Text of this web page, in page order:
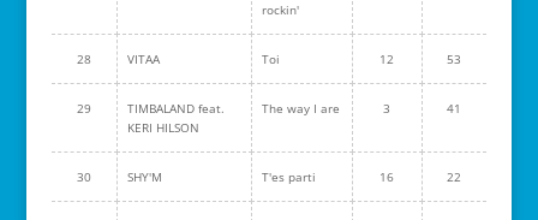
rockin'
28 VITAA Toi 12 53
29
TIMBALAND feat.
KERI HILSON
The way I are 3 41
30 SHY'M T'es parti 16 22